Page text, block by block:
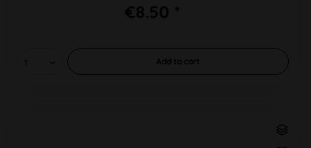
€8.50 *
Add to cart